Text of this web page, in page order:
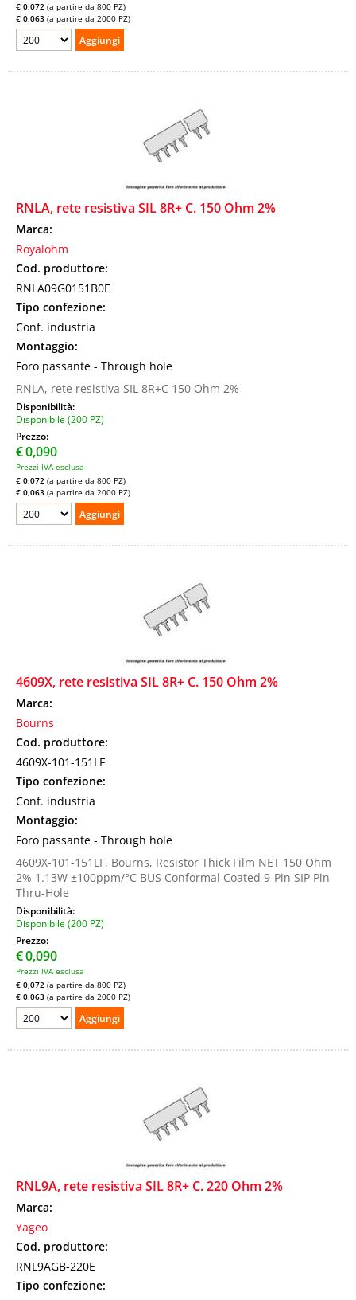
€ 0,072 (a partire da 800 PZ)
€ 0,063 (a partire da 2000 PZ)
RNLA, rete resistiva SIL 8R+ C. 150 Ohm 2%
Marca:
Royalohm
Cod. produttore:
RNLA09G0151B0E
Tipo confezione:
Conf. industria
Montaggio:
Foro passante - Through hole
RNLA, rete resistiva SIL 8R+C 150 Ohm 2%
Disponibilità:
Disponibile (200 PZ)
Prezzo:
€0,090
Prezzi IVA esclusa
€ 0,072 (a partire da 800 PZ)
€ 0,063 (a partire da 2000 PZ)
4609X, rete resistiva SIL 8R+ C. 150 Ohm 2%
Marca:
Bourns
Cod. produttore:
4609X-101-151LF
Tipo confezione:
Conf. industria
Montaggio:
Foro passante - Through hole
4609X-101-151LF, Bourns, Resistor Thick Film NET 150 Ohm
2% 1.13W ±100ppm/°C BUS Conformal Coated 9-Pin SIP Pin
Thru-Hole
Disponibilità:
Disponibile (200 PZ)
Prezzo:
€0,090
Prezzi IVA esclusa
€ 0,072 (a partire da 800 PZ)
€ 0,063 (a partire da 2000 PZ)
RNL9A, rete resistiva SIL 8R+ C. 220 Ohm 2%
Marca:
Yageo
Cod. produttore:
RNL9AGB-220E
Tipo confezione: